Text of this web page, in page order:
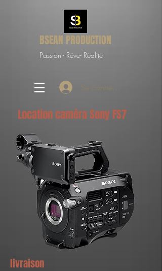
BSEAN PRODUCTION
Passion - Rêve- Réalité
Se connecter
Location caméra Sony FS7
livraison